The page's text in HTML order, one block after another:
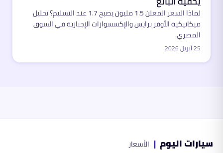
لماذا السعر المعلن 1.5 مليون يصبح 1.7 عند التسليم؟ تحليل
ميكانيكية الأوفر برايس والإكسسوارات الإجبارية في السوق
المصري.
25 أبريل 2026
سيارات اليوم | الأسعار